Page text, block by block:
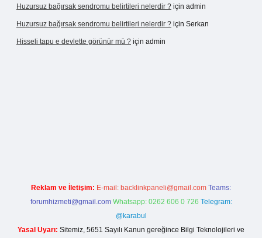
Huzursuz bağırsak sendromu belirtileri nelerdir ? için admin
Huzursuz bağırsak sendromu belirtileri nelerdir ? için Serkan
Hisseli tapu e devlette görünür mü ? için admin
Reklam ve İletişim: E-mail: backlinkpaneli@gmail.com Teams:
forumhizmeti@gmail.com Whatsapp: 0262 606 0 726 Telegram:
@karabul
Yasal Uyarı: Sitemiz, 5651 Sayılı Kanun gereğince Bilgi Teknolojileri ve